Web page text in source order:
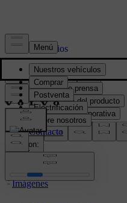
Prensa y Medios
Material de prensa
Información del producto
Información corporativa
Contacto de medios
location:
PY
Imágenes